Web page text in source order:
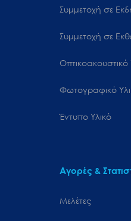
Συμμετοχή σε
Συμμετοχή σε
Οπτικοακουστικό
Φωτογραφικό
Έντυπο Υλικό
Αγορές &
Μελέτες